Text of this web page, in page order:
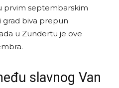
prvim septembarskim
grad biva prepun
u Zundertu je ove
slavnog Van